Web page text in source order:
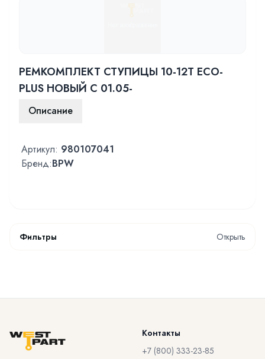
РЕМКОМПЛЕКТ СТУПИЦЫ 10-12T ECO-
PLUS НОВЫЙ С 01.05-
Описание
Артикул: 980107041
Бренд:BPW
Фильтры Открыть
Контакты
+7 (800) 333-23-85